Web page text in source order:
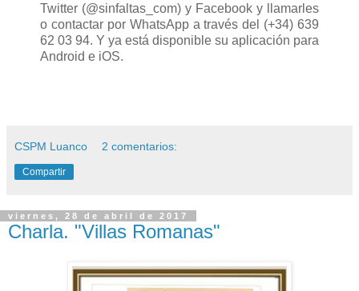
Twitter (@sinfaltas_com) y Facebook y llamarles
o contactar por WhatsApp a través del (+34) 639
62 03 94. Y ya está disponible su aplicación para
Android e iOS.
CSPM Luanco 2 comentarios:
Compartir
viernes, 28 de abril de 2017
Charla. "Villas Romanas"